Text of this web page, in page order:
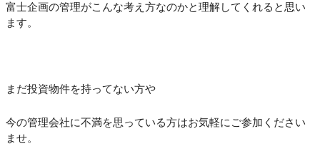
富士企画の管理がこんな考え方なのかと理解してくれると思い
ます。
まだ投資物件を持ってない方や
今の管理会社に不満を思っている方はお気軽にご参加ください
ませ。